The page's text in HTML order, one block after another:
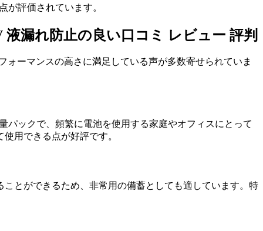
が評価されています。
漏れ防止の良い口コミ レビュー 評判
ォーマンスの高さに満足している声が多数寄せられていま
パックで、頻繁に電池を使用する家庭やオフィスにとって
用できる点が好評です。
とができるため、非常用の備蓄としても適しています。特